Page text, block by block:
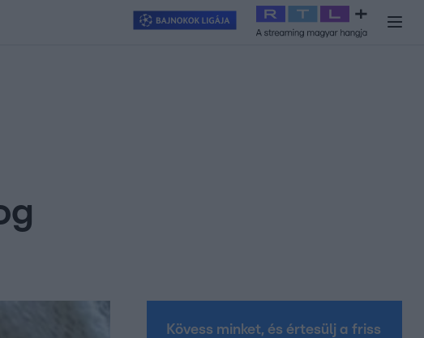
Exek csatája 2026 Celeb vagyok, ments ki innen
Kövess minket, és értesülj a friss